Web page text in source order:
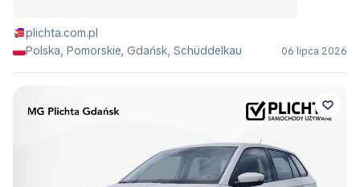
plichta.com.pl
Polska, Pomorskie, Gdańsk, Schüddelkau
06 lipca 2026